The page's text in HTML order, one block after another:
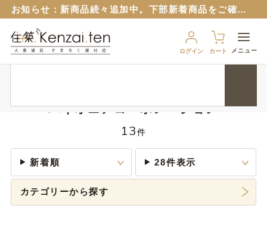
お知らせ： 新商品続々追加中。下部新着商品をご確認ください。
６月１２日からブルーシート販売再開！（８月から値上予定）
９月１７日から、匠ポインとすまちくポイントに連携できるようになりました。 詳細は以下のバナーをクリック！
ログイン カート メニュー
パイオニアコーポレーション
13件
新着順 28件表示
カテゴリーから探す